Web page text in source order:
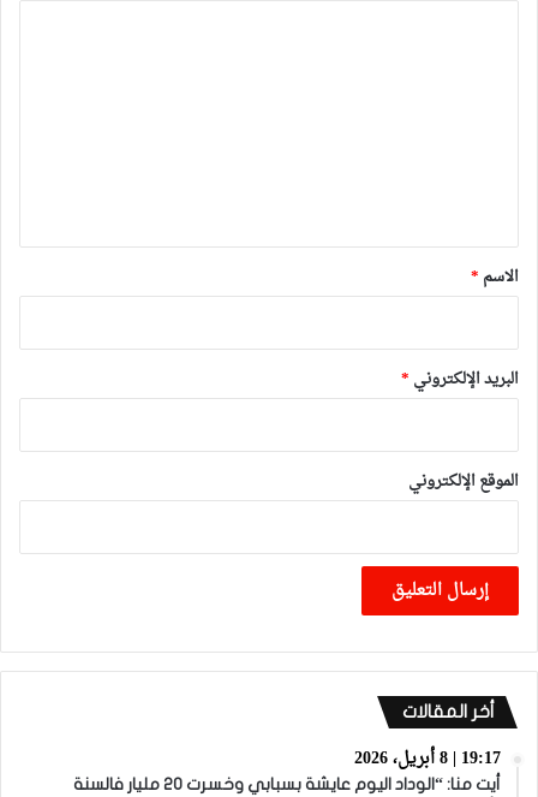
*
الاسم *
البريد الإلكتروني *
الموقع الإلكتروني
أخر المقالات
19:17 | 8 أبريل، 2026
أيت منا: “الوداد اليوم عايشة بسبابي وخسرت 20 مليار فالسنة